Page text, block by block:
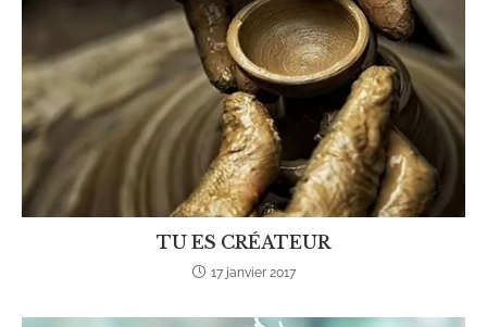
TU ES CRÉATEUR
17 janvier 2017